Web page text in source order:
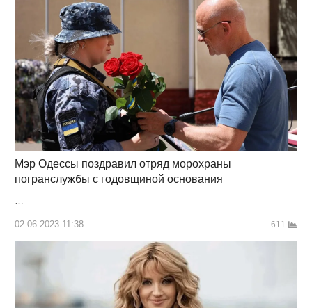
Мэр Одессы поздравил отряд морохраны
погранслужбы с годовщиной основания
…
02.06.2023 11:38 611